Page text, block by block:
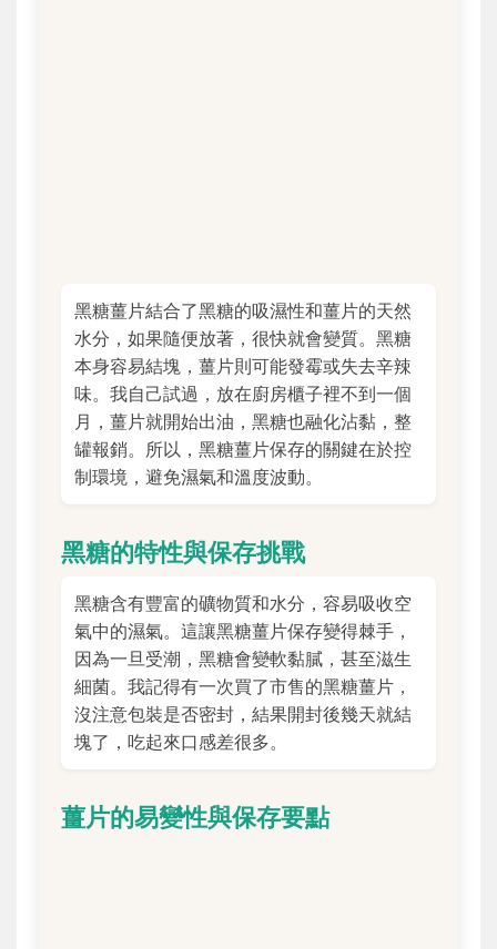
黑糖薑片結合了黑糖的吸濕性和薑片的天然
水分，如果隨便放著，很快就會變質。黑糖
本身容易結塊，薑片則可能發霉或失去辛辣
味。我自己試過，放在廚房櫃子裡不到一個
月，薑片就開始出油，黑糖也融化沾黏，整
罐報銷。所以，黑糖薑片保存的關鍵在於控
制環境，避免濕氣和溫度波動。
黑糖的特性與保存挑戰
黑糖含有豐富的礦物質和水分，容易吸收空
氣中的濕氣。這讓黑糖薑片保存變得棘手，
因為一旦受潮，黑糖會變軟黏膩，甚至滋生
細菌。我記得有一次買了市售的黑糖薑片，
沒注意包裝是否密封，結果開封後幾天就結
塊了，吃起來口感差很多。
薑片的易變性與保存要點